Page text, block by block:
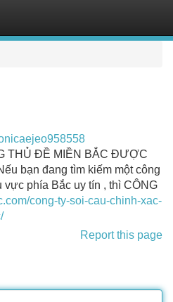
THỦ ĐỀ MIỀN BẮC ĐƯỢC
bạn đang tìm kiếm một công
vực phía Bắc uy tín , thì CÔNG
cong-ty-soi-cau-chinh-xac-
Report this page